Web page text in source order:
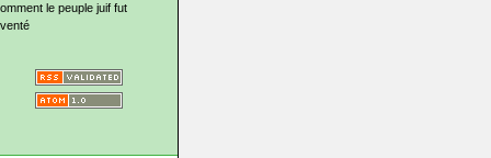
le peuple juif fut